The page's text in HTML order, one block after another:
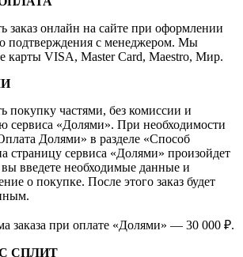
заказ онлайн на сайте при оформлении
подтверждения с менеджером. Мы
карты VISA, Master Card, Maestro, Мир.
покупку частями, без комиссии и
сервиса «Долями». При необходимости
Долями» в разделе «Способ
страницу сервиса «Долями» произойдет
вы введете необходимые данные и
о покупке. После этого заказ будет
заказа при оплате «Долями» — 30 000 ₽.
СПЛИТ